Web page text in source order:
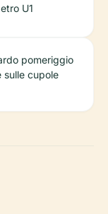
U1
pomeriggio
sulle cupole